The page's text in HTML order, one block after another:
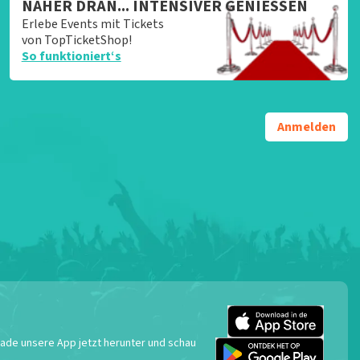
NÄHER DRAN... INTENSIVER GENIESSEN
Erlebe Events mit Tickets
von TopTicketShop!
So funktioniert‘s
Anmelden
unsere App jetzt herunter und schau